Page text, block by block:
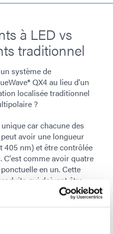
à LED vs
traditionnel
système de
QX4 au lieu d'un
localisée traditionnel
?
car chacune des
avoir une longueur
405 nm) et être contrôlée
C'est comme avoir quatre
en un. Cette
qui doivent être
d'adhésifs qui
d'onde. Les
système au lieu de trois,